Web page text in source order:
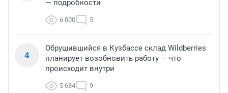
— подробности
6 000 5
4
Обрушившийся в Кузбассе склад Wildberries
планирует возобновить работу — что
происходит внутри
5 684 9